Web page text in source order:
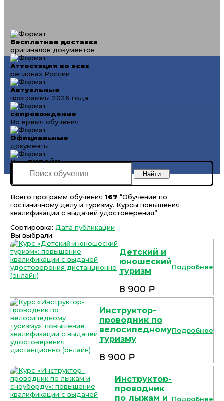
Бесплатная доставка
оригиналов документов
Аттестация во всех
регионах России
Актуальные
программы 2026 года
сопровождение
Во время обучения
Официальные
документы
Чат ОНЛАЙН
поддержки 24/7
Найти
Всего программ обучения 167 “Обучение по
гостиничному делу и туризму. Курсы повышения
квалификации с выдачей удостоверения”
Сортировка: Дата публикации
Вы выбрали:
Детский и
юношеский
туризм
8 900 ₽
Подробнее
Инструктор-
проводник по
велосипедному
туризму
8 900 ₽
Подробнее
Инструктор-
проводник
по лыжам и
Подробнее